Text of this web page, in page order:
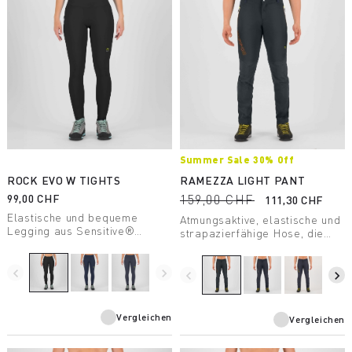
ROCK EVO W TIGHTS
99,00 CHF
Elastische und bequeme
Legging aus Sensitive®
navigate_before navigate_next
Vergleichen
Summer Sale 30% Off
RAMEZZA LIGHT PANT
159,00 CHF
111,30 CHF
Atmungsaktive, elastische und
strapazierfähige Hose, die
im Sommer geeignet ist. Mit
Cordura® Verstärkungen an
den Stellen, die besonders
navigate_before navigate_next
Vergleichen